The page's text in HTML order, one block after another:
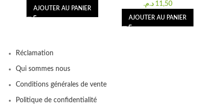
AJOUTER AU PANIER
11,50 د.م.
AJOUTER AU PANIER
Réclamation
Qui sommes nous
Conditions générales de vente
Politique de confidentialité